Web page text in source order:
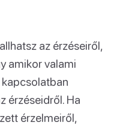
az érzéseiről,
amikor valami
kapcsolatban
érzéseidről. Ha
érzelmeiről,